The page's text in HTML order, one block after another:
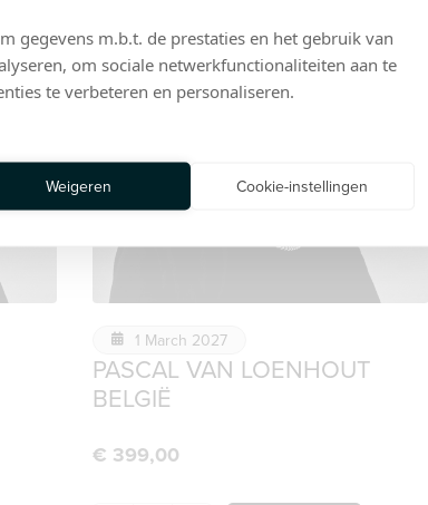
gegevens m.b.t. de prestaties en het gebruik van
om sociale netwerkfunctionaliteiten aan te
te verbeteren en personaliseren.
Weigeren Cookie-instellingen
1 March 2027
PASCAL VAN LOENHOUT
BELGIË
€ 399,00